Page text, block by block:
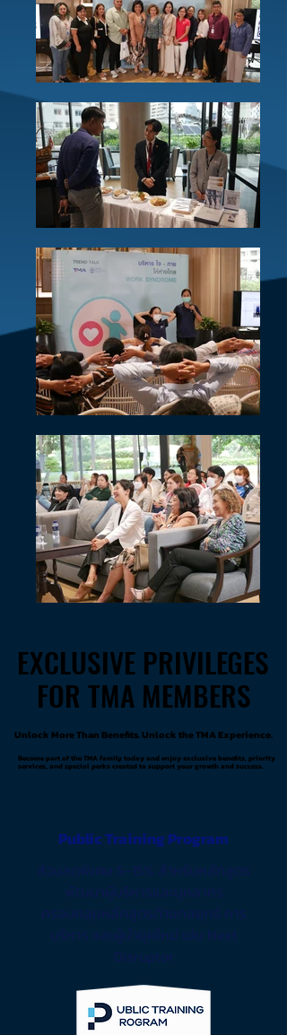
EXCLUSIVE PRIVILEGES
FOR TMA MEMBERS
EXCLUSIVE PRIVILEGES
FOR TMA MEMBERS
Unlock More Than Benefits. Unlock the TMA Experience.
Unlock More Than Benefits. Unlock the TMA Experience.
Become part of the TMA family today and enjoy exclusive benefits, priority
services, and special perks created to support your growth and success.
Become part of the TMA family today and enjoy exclusive benefits, priority
services, and special perks created to support your growth and success.
Public Training Program